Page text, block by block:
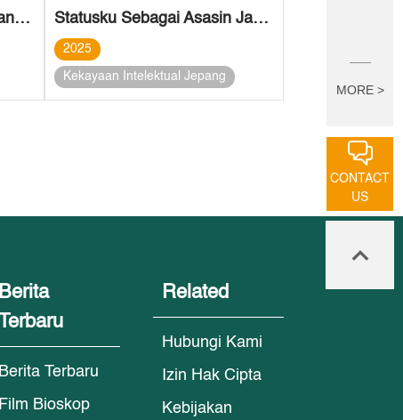
Bolehkah Saya Mengajukan Satu Permintaan Terakhir? Statusku Sebagai Asasin Jauh Lebih Kuat Dari Milik Pahlawan
2025
Kekayaan Intelektual Jepang
Berita
Terbaru
Berita Terbaru
Film Bioskop
Related
Hubungi Kami
Izin Hak Cipta
Kebijakan
MORE >
CONTACT
US